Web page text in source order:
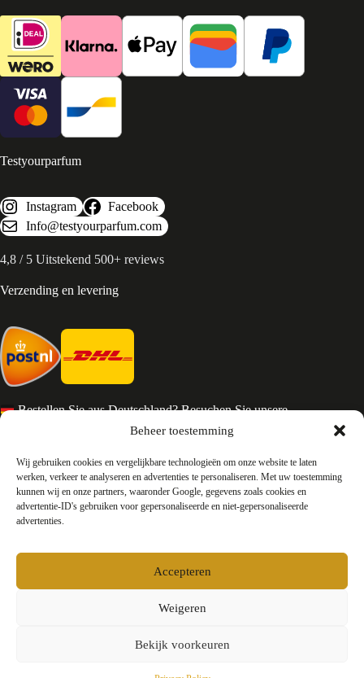
Beheer toestemming
Wij gebruiken cookies en vergelijkbare technologieën om onze website te laten
werken, verkeer te analyseren en advertenties te personaliseren. Met uw toestemming
kunnen wij en onze partners, waaronder Google, gegevens zoals cookies en
advertentie-ID's gebruiken voor gepersonaliseerde en niet-gepersonaliseerde
advertenties.
Accepteren
Weigeren
Bekijk voorkeuren
Testyourparfum
Instagram
Facebook
Info@testyourparfum.com
4,8 / 5 Uitstekend 500+ reviews
Verzending en levering
Bestellen Sie aus Deutschland? Besuchen Sie unsere
Services en Contact
Algemene voorwaarden
Retourneren
Privacy
Contact
Okkers B.V.